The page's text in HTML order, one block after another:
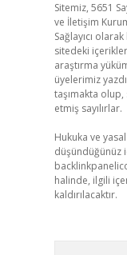
Sitemiz, 5651
ve İletişim
Sağlayıcı
sitedeki
araştırma
üyelerimiz
taşımakta
etmiş sayılırlar.
Hukuka ve
düşündüğünüz
halinde, ilgili
kaldırılacaktır.